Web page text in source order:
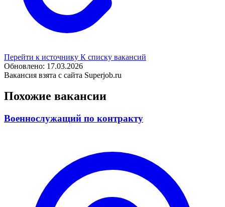
Перейти к источнику К списку вакансий
Обновлено: 17.03.2026
Вакансия взята с сайта Superjob.ru
Похожие вакансии
Военнослужащий по контракту